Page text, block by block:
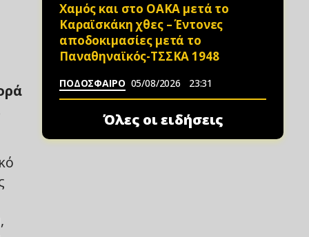
Χαμός και στο ΟΑΚΑ μετά το
Καραϊσκάκη χθες – Έντονες
αποδοκιμασίες μετά το
Παναθηναϊκός-ΤΣΣΚΑ 1948
ΠΟΔΟΣΦΑΙΡΟ 05/08/2026 23:31
Όλες οι ειδήσεις